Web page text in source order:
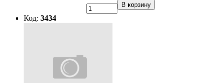
В корзину
Код: 3434